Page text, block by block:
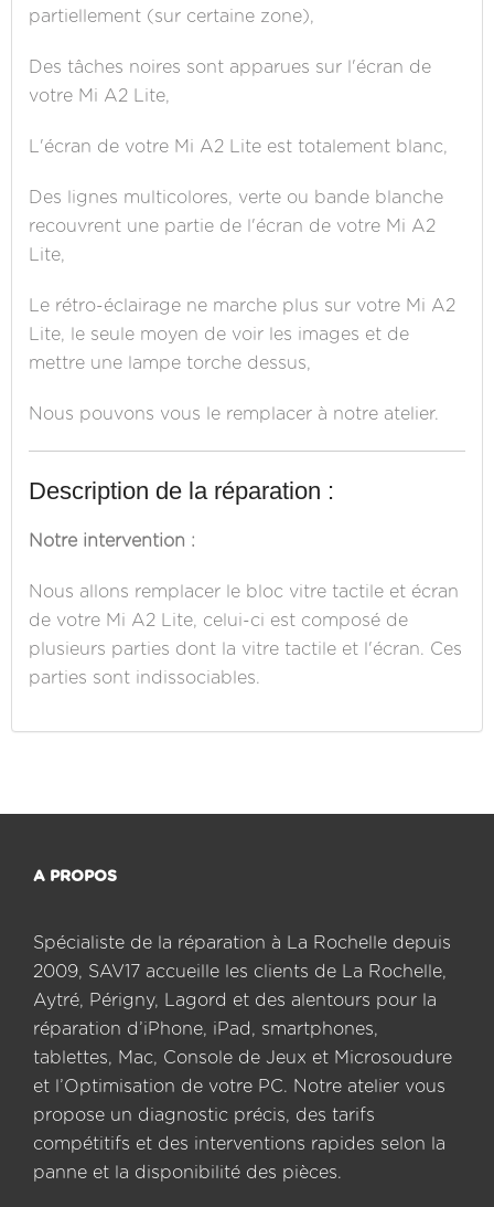
partiellement (sur certaine zone),
Des tâches noires sont apparues sur l'écran de
votre Mi A2 Lite,
L'écran de votre Mi A2 Lite est totalement blanc,
Des lignes multicolores, verte ou bande blanche
recouvrent une partie de l'écran de votre Mi A2
Lite,
Le rétro-éclairage ne marche plus sur votre Mi A2
Lite, le seule moyen de voir les images et de
mettre une lampe torche dessus,
Nous pouvons vous le remplacer à notre atelier.
Description de la réparation :
Notre intervention :
Nous allons remplacer le bloc vitre tactile et écran
de votre Mi A2 Lite, celui-ci est composé de
plusieurs parties dont la vitre tactile et l'écran. Ces
parties sont indissociables.
A PROPOS
Spécialiste de la réparation à La Rochelle depuis
2009, SAV17 accueille les clients de La Rochelle,
Aytré, Périgny, Lagord et des alentours pour la
réparation d’iPhone, iPad, smartphones,
tablettes, Mac, Console de Jeux et Microsoudure
et l’Optimisation de votre PC. Notre atelier vous
propose un diagnostic précis, des tarifs
compétitifs et des interventions rapides selon la
panne et la disponibilité des pièces.